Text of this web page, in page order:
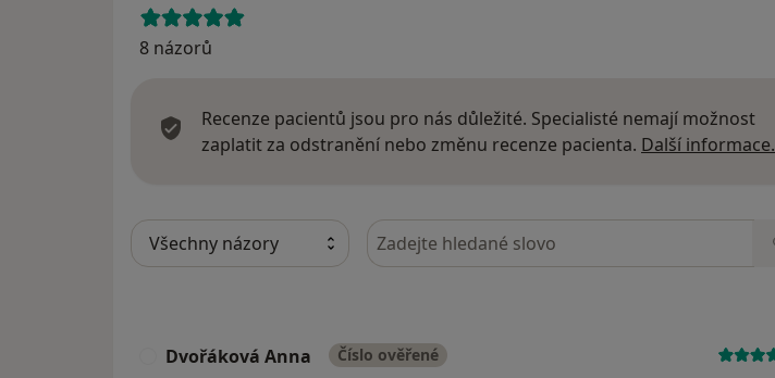
8 názorů
Recenze pacientů jsou pro nás důležité. Specialisté nemají možnost
zaplatit za odstranění nebo změnu recenze pacienta. Další informace.
Hledejte v názorech
Dvořáková Anna Číslo ověřené